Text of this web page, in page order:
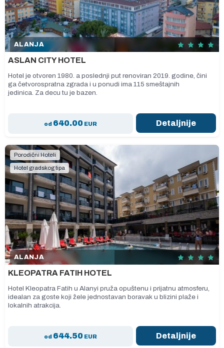
ALANJA
ASLAN CITY HOTEL
Hotel je otvoren 1980. a poslednji put renoviran 2019. godine, čini
ga četvorospratna zgrada i u ponudi ima 115 smeštajnih
jedinica. Za decu tu je bazen.
od 640.00EUR Detaljnije
Porodični Hoteli
Hotel gradskog tipa
ALANJA
KLEOPATRA FATIH HOTEL
Hotel Kleopatra Fatih u Alanyi pruža opuštenu i prijatnu atmosferu,
idealan za goste koji žele jednostavan boravak u blizini plaže i
lokalnih atrakcija.
od 644.50EUR Detaljnije